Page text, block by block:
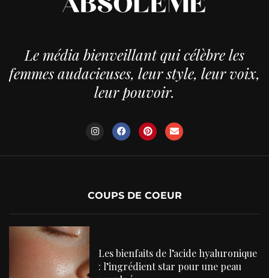
Le média bienveillant qui célèbre les
femmes audacieuses, leur style, leur voix,
leur pouvoir.
COUPS DE COEUR
Les bienfaits de l’acide hyaluronique
: l’ingrédient star pour une peau